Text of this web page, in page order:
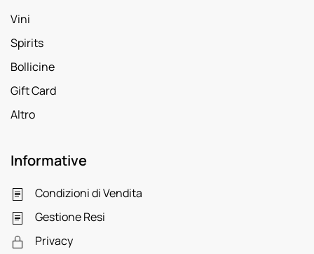
Vini
Spirits
Bollicine
Gift Card
Altro
Informative
Condizioni di Vendita
Gestione Resi
Privacy